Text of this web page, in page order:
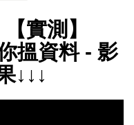
實測】
搵資料 - 影
↓↓↓